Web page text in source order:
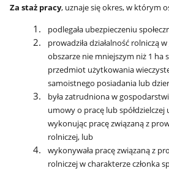
Za staż pracy, uznaje się okres, w którym
podlegała ubezpieczeniu
prowadziła działalność rolniczą
obszarze nie mniejszym niż 1 ha
przedmiot użytkowania
samoistnego posiadania lub
była zatrudniona w
umowy o pracę lub spółdzielczej
wykonując pracę związaną z
rolniczej, lub
wykonywała pracę związaną z
rolniczej w charakterze członka